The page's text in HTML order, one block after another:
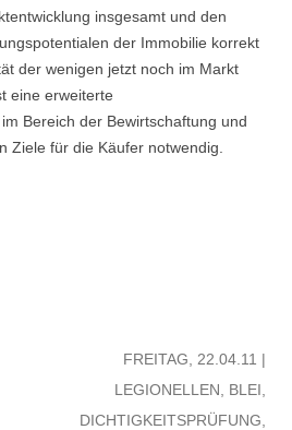
insgesamt und den
der Immobilie korrekt
der wenigen jetzt noch im Markt
eine erweiterte
Bereich der Bewirtschaftung und
Ziele für die Käufer notwendig.
FREITAG, 22.04.11 |
LEGIONELLEN, BLEI,
DICHTIGKEITSPRÜFUNG,